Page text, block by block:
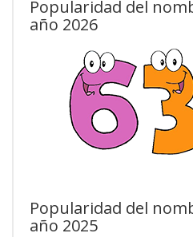
Popularidad del
año 2026
Popularidad del
año 2025